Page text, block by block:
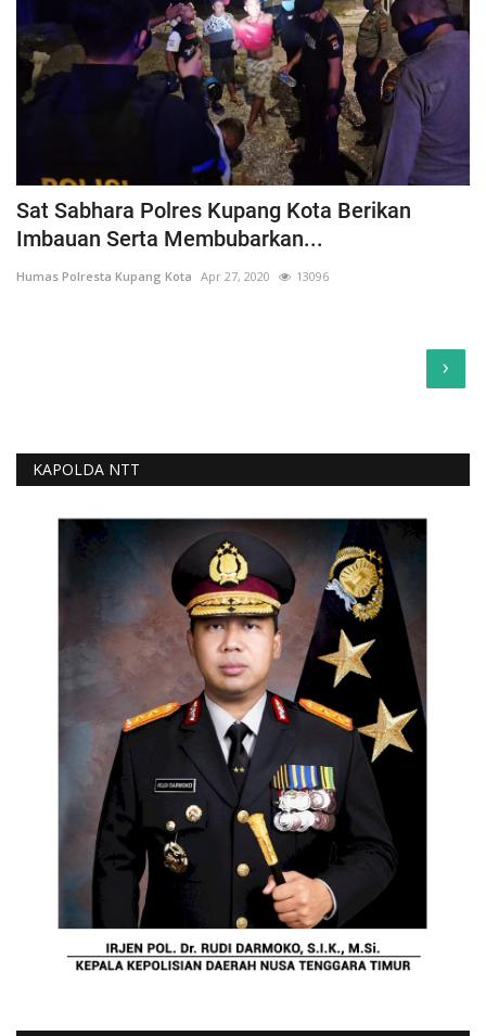
Sat Sabhara Polres Kupang Kota Berikan
Imbauan Serta Membubarkan...
Humas Polresta Kupang Kota Apr 27, 2020 13096
›
KAPOLDA NTT